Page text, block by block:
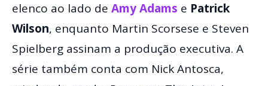
elenco ao lado de Amy Adams e Patrick
Wilson, enquanto Martin Scorsese e Steven
Spielberg assinam a produção executiva. A
série também conta com Nick Antosca,